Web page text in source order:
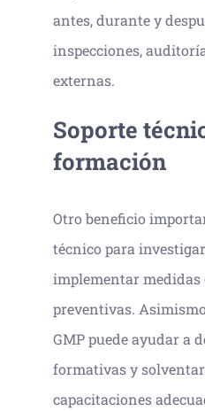
antes, durante y
inspecciones,
externas.
Soporte
formación
Otro beneficio
técnico para
implementar medidas
preventivas.
GMP puede ayudar a
formativas y
capacitaciones